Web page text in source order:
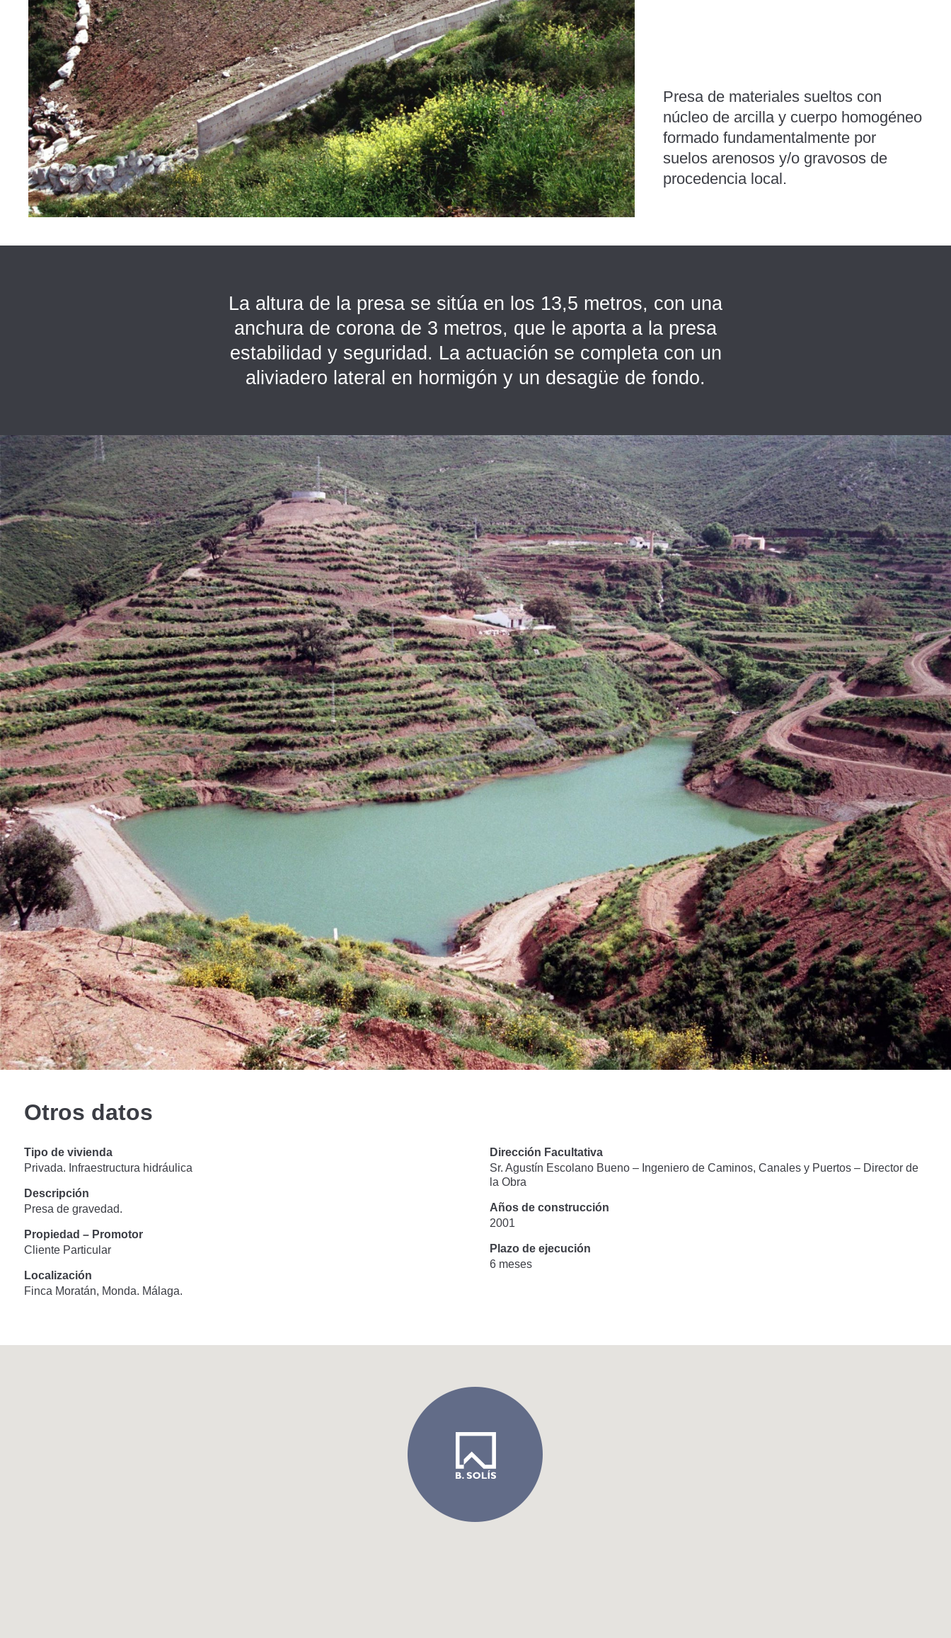
Presa de materiales sueltos con
núcleo de arcilla y cuerpo homogéneo
formado fundamentalmente por
suelos arenosos y/o gravosos de
procedencia local.
La altura de la presa se sitúa en los 13,5 metros, con una
anchura de corona de 3 metros, que le aporta a la presa
estabilidad y seguridad. La actuación se completa con un
aliviadero lateral en hormigón y un desagüe de fondo.
Otros datos
Tipo de vivienda
Privada. Infraestructura hidráulica
Descripción
Presa de gravedad.
Propiedad – Promotor
Cliente Particular
Localización
Finca Moratán, Monda. Málaga.
Dirección Facultativa
Sr. Agustín Escolano Bueno – Ingeniero de Caminos, Canales y Puertos – Director de
la Obra
Años de construcción
2001
Plazo de ejecución
6 meses